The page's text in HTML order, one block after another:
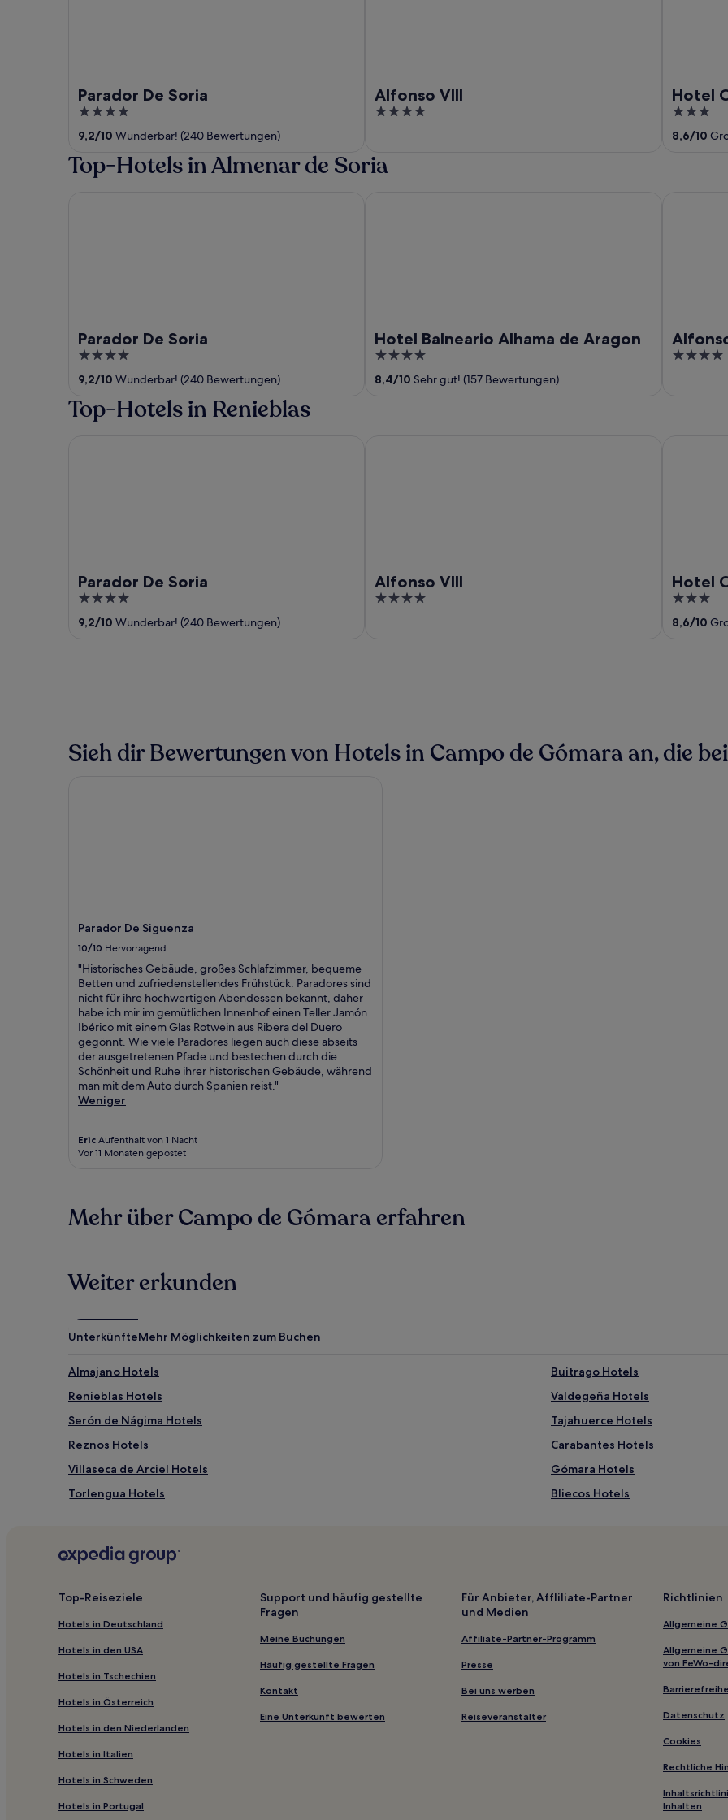
Parador De Soria
4
out
of
5
9,2/10 Wunderbar! (240 Bewertungen)
Alfonso VIII
4
5
Hotel
3
out
of
8,6/10
Top-Hotels in Almenar de Soria
Parador De Soria
4
out
of
5
9,2/10 Wunderbar! (240 Bewertungen)
Hotel Balneario Alhama de Aragon
4
out
of
8,4/10 Sehr gut! (157 Bewertungen)
4
Top-Hotels in Renieblas
Parador De Soria
4
out
of
9,2/10 Wunderbar! (240 Bewertungen)
Alfonso VIII
4
Hotel
3
out
of
8,6/10
Sieh dir Bewertungen von Hotels in Campo de Gómara an, die
Parador De Siguenza
10/10 Hervorragend
"Historisches Gebäude, großes Schlafzimmer, bequeme
Betten und zufriedenstellendes Frühstück. Paradores sind
nicht für ihre hochwertigen Abendessen bekannt, daher
habe ich mir im gemütlichen Innenhof einen Teller Jamón
Ibérico mit einem Glas Rotwein aus Ribera del Duero
gegönnt. Wie viele Paradores liegen auch diese abseits
der ausgetretenen Pfade und bestechen durch die
Schönheit und Ruhe ihrer historischen Gebäude, während
man mit dem Auto durch Spanien reist."
Weniger
Eric Aufenthalt von 1 Nacht
Vor 11 Monaten gepostet
Mehr über Campo de Gómara erfahren
Weiter erkunden
UnterkünfteMehr Möglichkeiten zum Buchen
Almajano Hotels
Buitrago Hotels
Renieblas Hotels
Valdegeña Hotels
Serón de Nágima Hotels
Tajahuerce Hotels
Reznos Hotels
Carabantes Hotels
Villaseca de Arciel Hotels
Gómara Hotels
Torlengua Hotels
Bliecos Hotels
La Losilla Hotels
Pozalmuro Hotels
Portillo de Soria Hotels
Fuentelsaz de Soria Hotels
Cabrejas del Campo Hotels
Almenar de Soria Hotels
Arancón Hotels
Ausejo de la Sierra Hotels
Alconaba Hotels
Aldealafuente Hotels
Aliud Hotels
Canos Hotels
Top-Reiseziele
Hotels in Deutschland
Hotels in den USA
Hotels in Tschechien
Hotels in Österreich
Hotels in den Niederlanden
Hotels in Italien
Hotels in Schweden
Hotels in Portugal
Support und häufig gestellte
Fragen
Meine Buchungen
Häufig gestellte Fragen
Kontakt
Eine Unterkunft bewerten
Für Anbieter, Affliliate-Partner
und Medien
Affiliate-Partner-Programm
Presse
Bei uns werben
Reiseveranstalter
Richtlinien
Allgemeine
Allgemeine
von FeWo-
Datenschutz
Cookies
Rechtliche
Inhalten